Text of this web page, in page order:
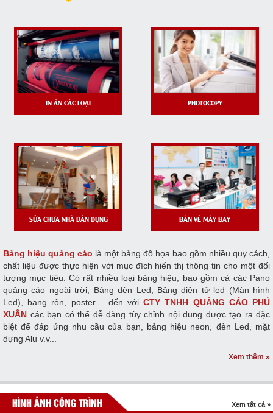
IN ẤN CÁC LOẠI PHOTOCOPY
SỬA CHỮA NHÀ DÂN DỤNG BÁN VÉ MÁY BAY
Bảng hiệu quảng cáo là một bảng đồ họa bao gồm nhiều quy cách,
chất liệu được thực hiện với mục đích hiển thị thông tin cho một đối
tượng mục tiêu. Có rất nhiều loại bảng hiệu, bao gồm cả các Pano
quảng cáo ngoài trời, Bảng đèn Led, Bảng điện tử led (Màn hình
Led), bang rôn, poster… đến vớiCTY TNHH QUẢNG CÁO PHÚ
XUÂN các bạn có thể dễ dàng tùy chỉnh nội dung được tạo ra đặc
biệt để đáp ứng nhu cầu của bạn, bảng hiệu neon, đèn Led, mặt
dựng Alu v.v...
Xem thêm »
HÌNH ẢNH CÔNG TRÌNH Xem tất cả »